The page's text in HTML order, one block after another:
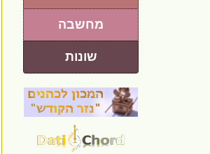
מחשבה
שונות